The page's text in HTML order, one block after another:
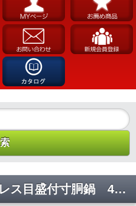
【寸胴鍋】39cmステンレス目盛付寸胴鍋 46L ステンレス 仕込み 鍋 大量 業務 ラーメン スープ 015154 φ390*390【代引き不可】